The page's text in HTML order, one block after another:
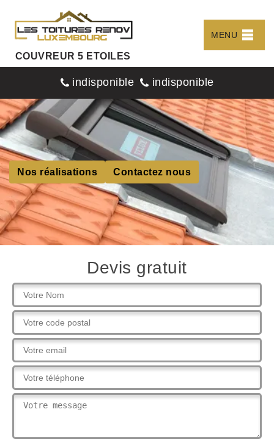
COUVREUR 5 ETOILES
MENU
indisponible indisponible
Nos réalisations Contactez nous
Devis gratuit